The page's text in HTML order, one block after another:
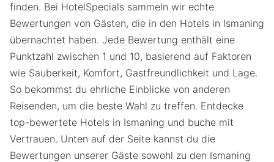
finden. Bei HotelSpecials sammeln wir echte
Bewertungen von Gästen, die in den Hotels in Ismaning
übernachtet haben. Jede Bewertung enthält eine
Punktzahl zwischen 1 und 10, basierend auf Faktoren
wie Sauberkeit, Komfort, Gastfreundlichkeit und Lage.
So bekommst du ehrliche Einblicke von anderen
Reisenden, um die beste Wahl zu treffen. Entdecke
top-bewertete Hotels in Ismaning und buche mit
Vertrauen. Unten auf der Seite kannst du die
Bewertungen unserer Gäste sowohl zu den Ismaning